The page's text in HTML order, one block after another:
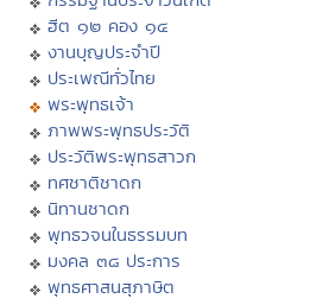
ฮีต ๑๒ คอง ๑๔
งานบุญประจำปี
ประเพณีทั่วไทย
พระพุทธเจ้า
ภาพพระพุทธประวัติ
ประวัติพระพุทธสาวก
ทศชาติชาดก
นิทานชาดก
พุทธวจนในธรรมบท
มงคล ๓๘ ประการ
พุทธศาสนสุภาษิต